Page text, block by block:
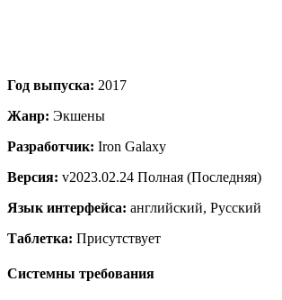
Год выпуска: 2017
Жанр: Экшены
Разработчик: Iron Galaxy
Версия: v2023.02.24 Полная (Последняя)
Язык интерфейса: английский, Русский
Таблетка: Присутствует
Системны требования